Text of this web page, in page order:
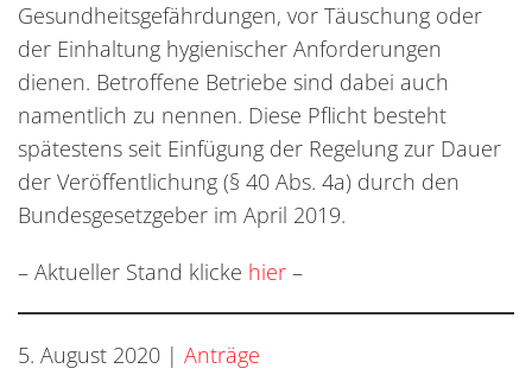
Gesundheitsgefährdungen, vor Täuschung oder
der Einhaltung hygienischer Anforderungen
dienen. Betroffene Betriebe sind dabei auch
namentlich zu nennen. Diese Pflicht besteht
spätestens seit Einfügung der Regelung zur Dauer
der Veröffentlichung (§ 40 Abs. 4a) durch den
Bundesgesetzgeber im April 2019.
– Aktueller Stand klicke hier –
5. August 2020 | Anträge